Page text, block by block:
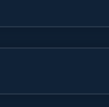
service
apparaat